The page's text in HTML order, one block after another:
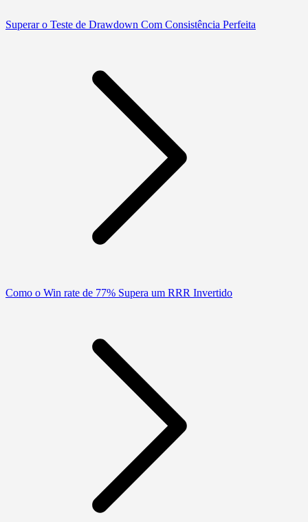
Superar o Teste de Drawdown Com Consistência Perfeita
Como o Win rate de 77% Supera um RRR Invertido